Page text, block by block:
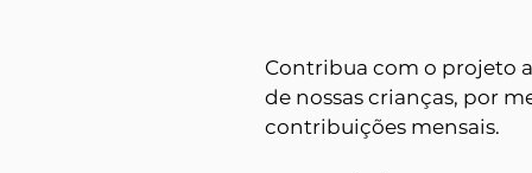
Contribua com o projeto
de nossas crianças, por
contribuições mensais.